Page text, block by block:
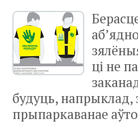
ці не
будуць, напрыклад,
прыпаркаванае